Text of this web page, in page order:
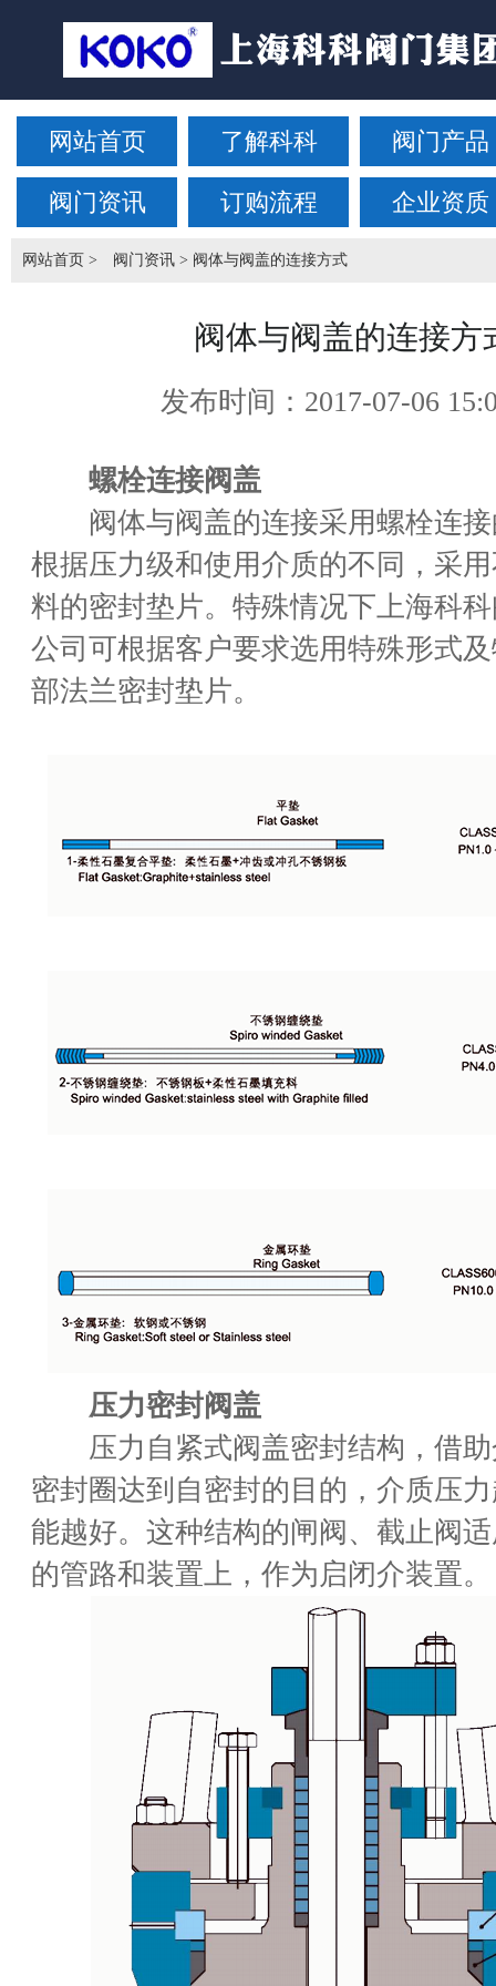
网站首页 了解科科 阀门产品
阀门资讯 订购流程 企业资质
网站首页 > 阀门资讯 > 阀体与阀盖的连接方式
阀体与阀盖的连接方
发布时间： 2017-07-06
螺栓连接阀盖
阀体与阀盖的连接采用螺栓连接
根据压力级和使用介质的不同，采
料的密封垫片。特殊情况下上海科
公司可根据客户要求选用特殊形式
部法兰密封垫片。
压力密封阀盖
压力自紧式阀盖密封结构，借助
密封圈达到自密封的目的，介质压
能越好。这种结构的闸阀、截止阀
的管路和装置上，作为启闭介装置。